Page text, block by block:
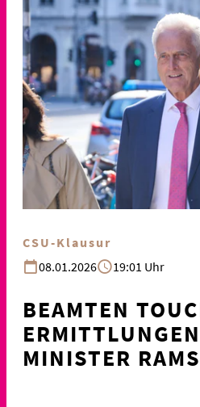
CSU-Klausur
08.01.2026
19:01 Uhr
BEAMTEN
MINISTER